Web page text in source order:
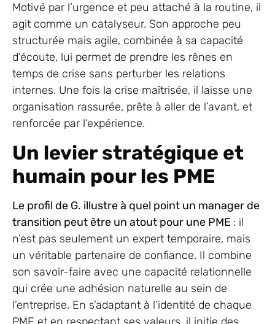
Motivé par l’urgence et peu attaché à la routine, il
agit comme un catalyseur. Son approche peu
structurée mais agile, combinée à sa capacité
d’écoute, lui permet de prendre les rênes en
temps de crise sans perturber les relations
internes. Une fois la crise maîtrisée, il laisse une
organisation rassurée, prête à aller de l’avant, et
renforcée par l’expérience.
Un levier stratégique et
humain pour les PME
Le profil de G. illustre à quel point un manager de
transition peut être un atout pour une PME : il
n’est pas seulement un expert temporaire, mais
un véritable partenaire de confiance. Il combine
son savoir-faire avec une capacité relationnelle
qui crée une adhésion naturelle au sein de
l’entreprise. En s’adaptant à l’identité de chaque